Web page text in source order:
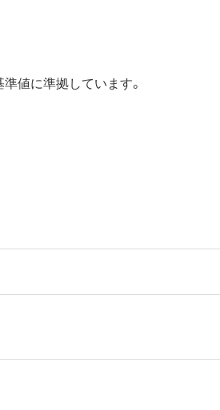
値に準拠しています。